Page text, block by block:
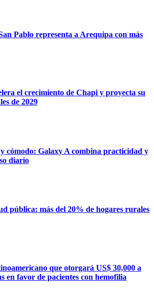
Pablo representa a Arequipa con más
el crecimiento de Chapi y proyecta su
de 2029
cómodo: Galaxy A combina practicidad y
diario
pública: más del 20% de hogares rurales
que otorgará US$ 30,000 a
en favor de pacientes con hemofilia